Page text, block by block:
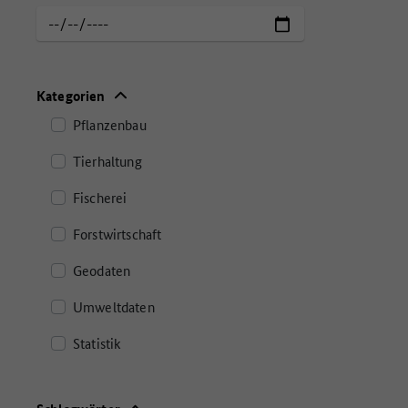
Kategorien
Pflanzenbau
Tierhaltung
Fischerei
Forstwirtschaft
Geodaten
Umweltdaten
Statistik